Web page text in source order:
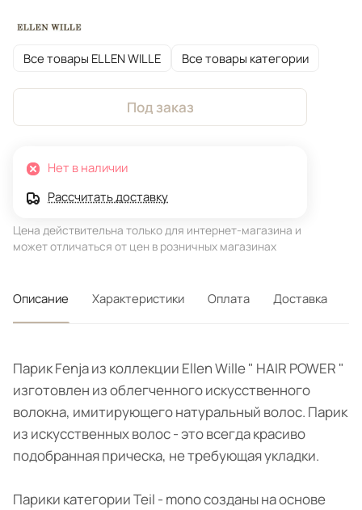
Все товары ELLEN WILLE Все товары категории
Под заказ
Нет в наличии
Рассчитать доставку
Цена действительна только для интернет-магазина и
может отличаться от цен в розничных магазинах
Описание Характеристики Оплата Доставка
Парик Fenja из коллекции Ellen Wille " HAIR POWER "
изготовлен из облегченного искусственного
волокна, имитирующего натуральный волос. Парик
из искусственных волос - это всегда красиво
подобранная прическа, не требующая укладки.
Парики категории Teil - mono созданы на основе